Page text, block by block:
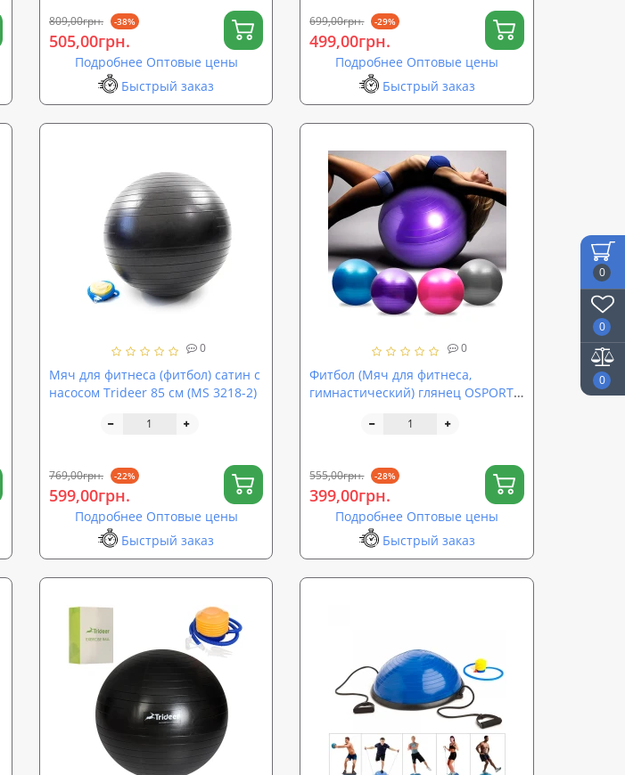
0
0
0
809,00грн. -38%
505,00грн.
Подробнее Оптовые цены
Быстрый заказ
699,00грн. -29%
499,00грн.
Подробнее Оптовые цены
Быстрый заказ
0
Мяч для фитнеса (фитбол) сатин с
насосом Trideer 85 см (MS 3218-2)
769,00грн. -22%
599,00грн.
Подробнее Оптовые цены
Быстрый заказ
0
Фитбол (Мяч для фитнеса,
гимнастический) глянец OSPORT
555,00грн. -28%
399,00грн.
Подробнее Оптовые цены
Быстрый заказ